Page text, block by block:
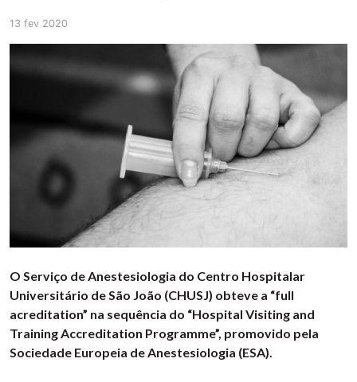
13 fev 2020
O Serviço de Anestesiologia do Centro Hospitalar
Universitário de São João (CHUSJ) obteve a “full
acreditation” na sequência do “Hospital Visiting and
Training Accreditation Programme”, promovido pela
Sociedade Europeia de Anestesiologia (ESA).